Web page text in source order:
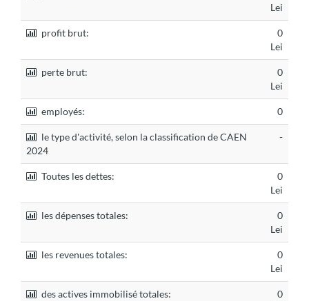
Lei
profit brut:
0
Lei
perte brut:
0
Lei
employés: 0
le type d'activité, selon la classification de CAEN
2024
-
Toutes les dettes:
0
Lei
les dépenses totales:
0
Lei
les revenues totales:
0
Lei
des actives immobilisé totales:
0